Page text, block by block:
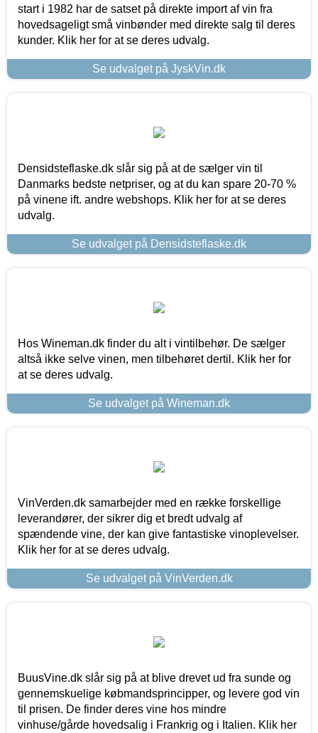
start i 1982 har de satset på direkte import af vin fra
hovedsageligt små vinbønder med direkte salg til deres
kunder. Klik her for at se deres udvalg.
Se udvalget på JyskVin.dk
Densidsteflaske.dk slår sig på at de sælger vin til
Danmarks bedste netpriser, og at du kan spare 20-70 %
på vinene ift. andre webshops. Klik her for at se deres
udvalg.
Se udvalget på Densidsteflaske.dk
Hos Wineman.dk finder du alt i vintilbehør. De sælger
altså ikke selve vinen, men tilbehøret dertil. Klik her for
at se deres udvalg.
Se udvalget på Wineman.dk
VinVerden.dk samarbejder med en række forskellige
leverandører, der sikrer dig et bredt udvalg af
spændende vine, der kan give fantastiske vinoplevelser.
Klik her for at se deres udvalg.
Se udvalget på VinVerden.dk
BuusVine.dk slår sig på at blive drevet ud fra sunde og
gennemskuelige købmandsprincipper, og levere god vin
til prisen. De finder deres vine hos mindre
vinhuse/gårde hovedsalig i Frankrig og i Italien. Klik her